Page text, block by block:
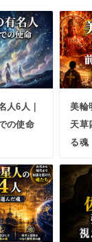
人6人｜
の使命
美輪
天草
る魂